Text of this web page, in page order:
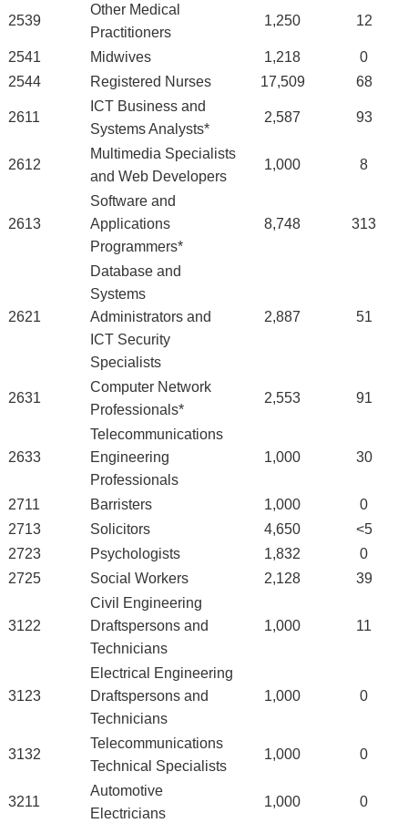
2539
Other Medical
Practitioners
1,250 12
2541 Midwives 1,218
0
2544
Registered Nurses 17,509 68
2611
ICT Business and
Systems Analysts*
2,587 93
2612
Multimedia Specialists
and Web Developers
1,000 8
2613
Software and
Applications
Programmers*
8,748 313
2621
Database and
Systems
Administrators and
ICT Security
Specialists
2,887 51
2631
Computer Network
Professionals*
2,553 91
2633
Telecommunications
Engineering
Professionals
1,000 30
2711 Barristers 1,000
0
2713
Solicitors 4,650
<5
2723
Psychologists 1,832
0
2725
Social Workers 2,128 39
3122
Civil Engineering
Draftspersons and
Technicians
1,000 11
3123
Electrical Engineering
Draftspersons and
Technicians
1,000 0
3132
Telecommunications
Technical Specialists
1,000 0
3211
Automotive
Electricians
1,000 0